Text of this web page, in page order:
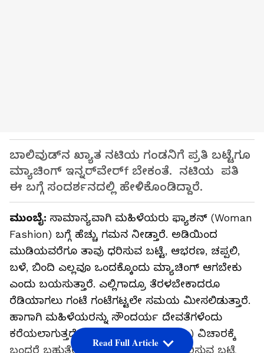
ಬಾಲಿವುಡ್‌ನ ಖ್ಯಾತ ನಟಿಯ ಗಂಡನಿಗೆ ಪ್ರತಿ ಬಟ್ಟೆಗೂ
ಮ್ಯಾಚಿಂಗ್ ಇನ್ನರ್‌ವೇರ್‌f ಬೇಕಂತೆ. ನಟಿಯ ಪತಿ
ಈ ಬಗ್ಗೆ ಸಂದರ್ಶನದಲ್ಲಿ ಹೇಳಿಕೊಂಡಿದ್ದಾರೆ.
ಮುಂಬೈ: ಸಾಮಾನ್ಯವಾಗಿ ಮಹಿಳೆಯರು ಫ್ಯಾಶನ್ (Woman
Fashion) ಬಗ್ಗೆ ಹೆಚ್ಚು ಗಮನ ನೀಡ್ತಾರೆ. ಅಡಿಯಿಂದ
ಮುಡಿಯವರೆಗೂ ತಾವು ಧರಿಸುವ ಬಟ್ಟೆ, ಆಭರಣ, ಚಪ್ಪಲಿ,
ಬಳೆ, ಬಿಂದಿ ಎಲ್ಲವೂ ಒಂದಕ್ಕೊಂದು ಮ್ಯಾಚಿಂಗ್ ಆಗಬೇಕು
ಎಂದು ಬಯಸುತ್ತಾರೆ. ಎಲ್ಲಿಗಾದ್ರೂ ತೆರಳಬೇಕಾದರೂ
ರೆಡಿಯಾಗಲು ಗಂಟೆ ಗಂಟೆಗಟ್ಟಲೇ ಸಮಯ ಮೀಸಲಿಡುತ್ತಾರೆ.
ಹಾಗಾಗಿ ಮಹಿಳೆಯರನ್ನು ಸೌಂದರ್ಯ ದೇವತೆಗಳೆಂದು
ಕರೆಯಲಾಗುತ್ತದೆ. ಪುರುಷರ (Men Fashion) ವಿಚಾರಕ್ಕೆ
ಬಂದರೆ ಬಹುತೇಕರು ಸೌಂದರ್ಯ ಹಾಗೂ ಧರಿಸುವ ಬಟ್ಟೆ
Read Full Article